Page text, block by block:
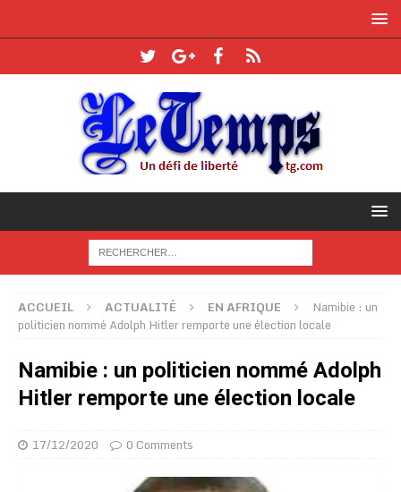
ACCUEIL ACTUALITÉ EN AFRIQUE
Namibie : un
politicien nommé Adolph Hitler remporte une élection locale
Namibie : un politicien nommé Adolph
Hitler remporte une élection locale
17/12/2020 0 Comments